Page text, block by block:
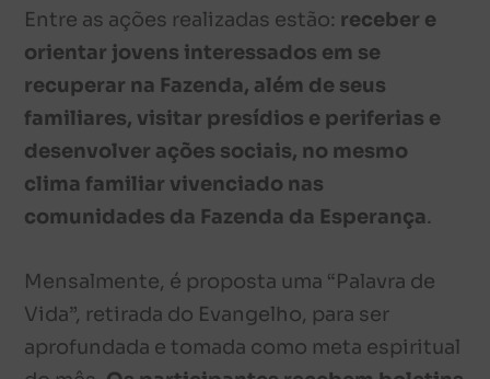
Entre as ações realizadas estão: receber e
orientar jovens interessados em se
recuperar na Fazenda, além de seus
familiares, visitar presídios e periferias e
desenvolver ações sociais, no mesmo
clima familiar vivenciado nas
comunidades da Fazenda da Esperança.
Mensalmente, é proposta uma “Palavra de
Vida”, retirada do Evangelho, para ser
aprofundada e tomada como meta espiritual